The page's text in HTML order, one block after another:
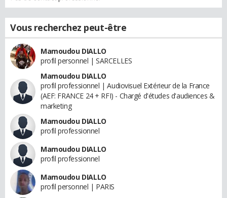
Vous recherchez peut-être
Mamoudou DIALLO
profil personnel | SARCELLES
Mamoudou DIALLO
profil professionnel | Audiovisuel Extérieur de la France
(AEF: FRANCE 24 + RFI) - Chargé d'études d'audiences &
marketing
Mamoudou DIALLO
profil professionnel
Mamoudou DIALLO
profil professionnel
Mamoudou DIALLO
profil personnel | PARIS